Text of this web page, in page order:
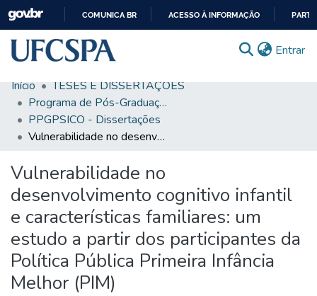
CONTEÚDO
COMUNICA BR ACESSO À INFORMAÇÃO
Entrar
Comunidades & Coleções
Busca Facetada
Autoarquivamento
Sobre o RI-UFCSPA
FAQ
Ajuda
Início
TESES E DISSERTAÇÕES
Programa de Pós-Graduação em Psicologia e Saúde
PPGPSICO - Dissertações
Vulnerabilidade no desenvolvimento cognitivo infantil e características familiares: um estudo a partir dos participantes da Política Pública Primeira Infância Melhor (PIM)
Vulnerabilidade no
desenvolvimento cognitivo infantil
e características familiares: um
estudo a partir dos participantes da
Política Pública Primeira Infância
Melhor (PIM)